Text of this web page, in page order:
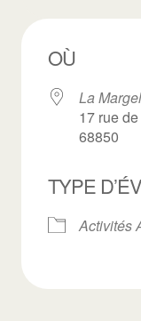
OÙ
La
17 rue
68850
TYPE
Activités